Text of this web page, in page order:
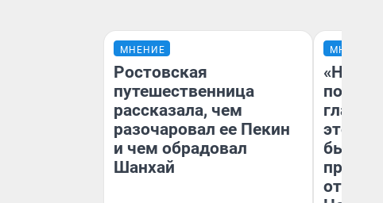
МНЕНИЕ
Ростовская
путешественница
рассказала, чем
разочаровал ее Пекин
и чем обрадовал
Шанхай
МНЕНИЕ
этого
бьет
отзыв